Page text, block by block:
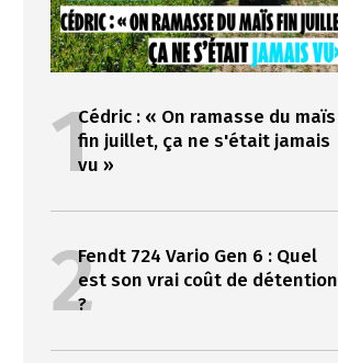
1Cédric : « On ramasse du maïs
fin juillet, ça ne s'était jamais
vu »
2Fendt 724 Vario Gen 6 : Quel
est son vrai coût de détention
?